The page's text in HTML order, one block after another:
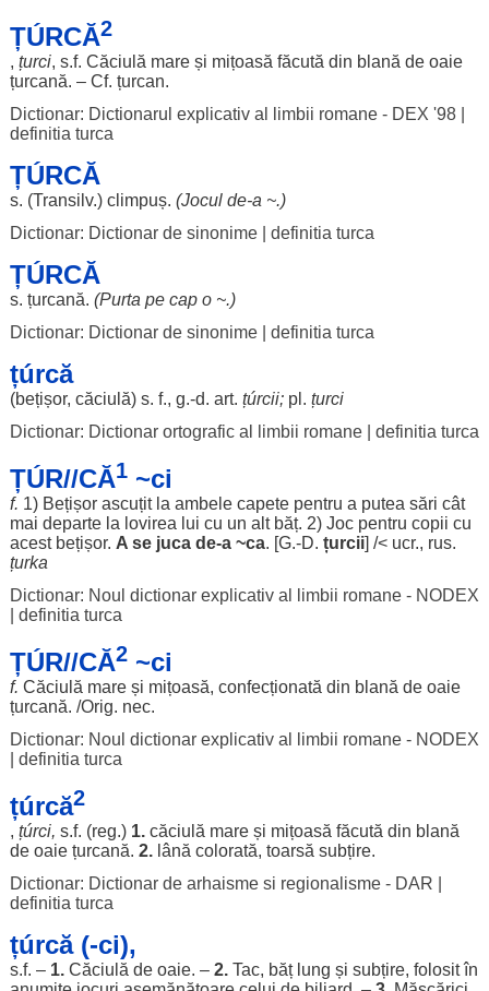
ȚÚRCĂ2
, țurci, s.f. Căciulă mareși mițoasă făcută din blană de oaie
țurcană. – Cf. țurcan.
Dictionar: Dictionarul explicativ al limbii romane - DEX '98|
definitia turca
ȚÚRCĂ
s. (Transilv.) climpuș. (Joculde-a ~.)
Dictionar: Dictionar de sinonime| definitia turca
ȚÚRCĂ
s. țurcană. (Purta pe capo ~.)
Dictionar: Dictionar de sinonime| definitia turca
țúrcă
(bețișor, căciulă) s. f., g.-d. art. țúrcii; pl. țurci
Dictionar: Dictionar ortografic al limbii romane| definitia turca
ȚÚR//CĂ1~ci
f. 1) Bețișor ascuțitla ambele capete pentru a putea sări cât
mai departela lovirea lui cu un alt băț. 2) Joc pentru copii cu
acest bețișor. A se jucade-a ~ca. [G.-D. țurcii] /< ucr., rus.
țurka
Dictionar: Noul dictionar explicativ al limbii romane - NODEX
definitia turca
ȚÚR//CĂ2~ci
f. Căciulă mareși mițoasă, confecționată din blană de oaie
țurcană. /Orig. nec.
Dictionar: Noul dictionar explicativ al limbii romane - NODEX
definitia turca
țúrcă2
, țúrci, s.f. (reg.) 1. căciulă mareși mițoasă făcută din blană
de oaie țurcană. 2. lână colorată, toarsă subțire.
Dictionar: Dictionar de arhaisme si regionalisme - DAR
definitia turca
țúrcă (-ci),
s.f. – 1. Căciulă de oaie. – 2. Tac, băț lung și subțire, folositîn